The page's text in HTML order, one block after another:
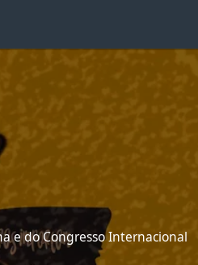
e do Congresso Internacional